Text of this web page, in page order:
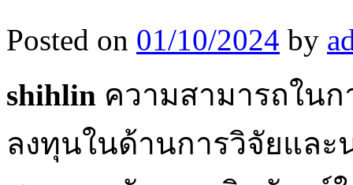
Posted on 01/10/2024 by
shihlin ความสามารถใน
ลงทุนในด้านการวิจัยและ